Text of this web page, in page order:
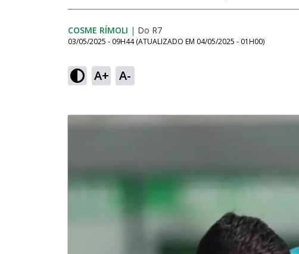
COSME RÍMOLI | Do R7
03/05/2025 - 09H44 (ATUALIZADO EM 04/05/2025 - 01H00)
A+ A-